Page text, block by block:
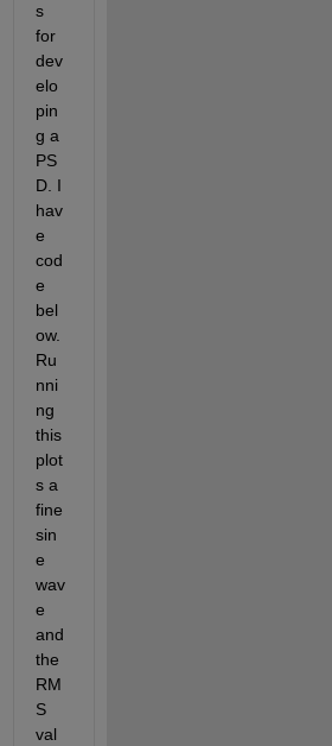
s
for
dev
elo
pin
g a
PS
D. I
hav
e
cod
e
bel
ow.
Ru
nni
ng
this
plot
s a
fine
sin
e
wav
e
and
the
RM
S
val